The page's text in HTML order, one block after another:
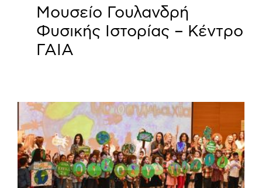
Μουσείο Γουλανδρή
Φυσικής Ιστορίας – Κέντρο
ΓΑΙΑ